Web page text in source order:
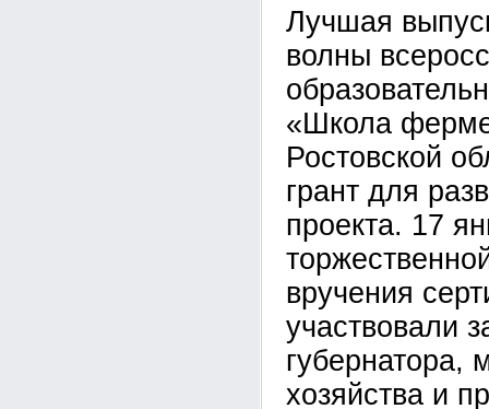
Лучшая
волны
«Школа
Ростовской
грант для
проекта. 17
вручения
участвовали
губернатора,
хозяйства и